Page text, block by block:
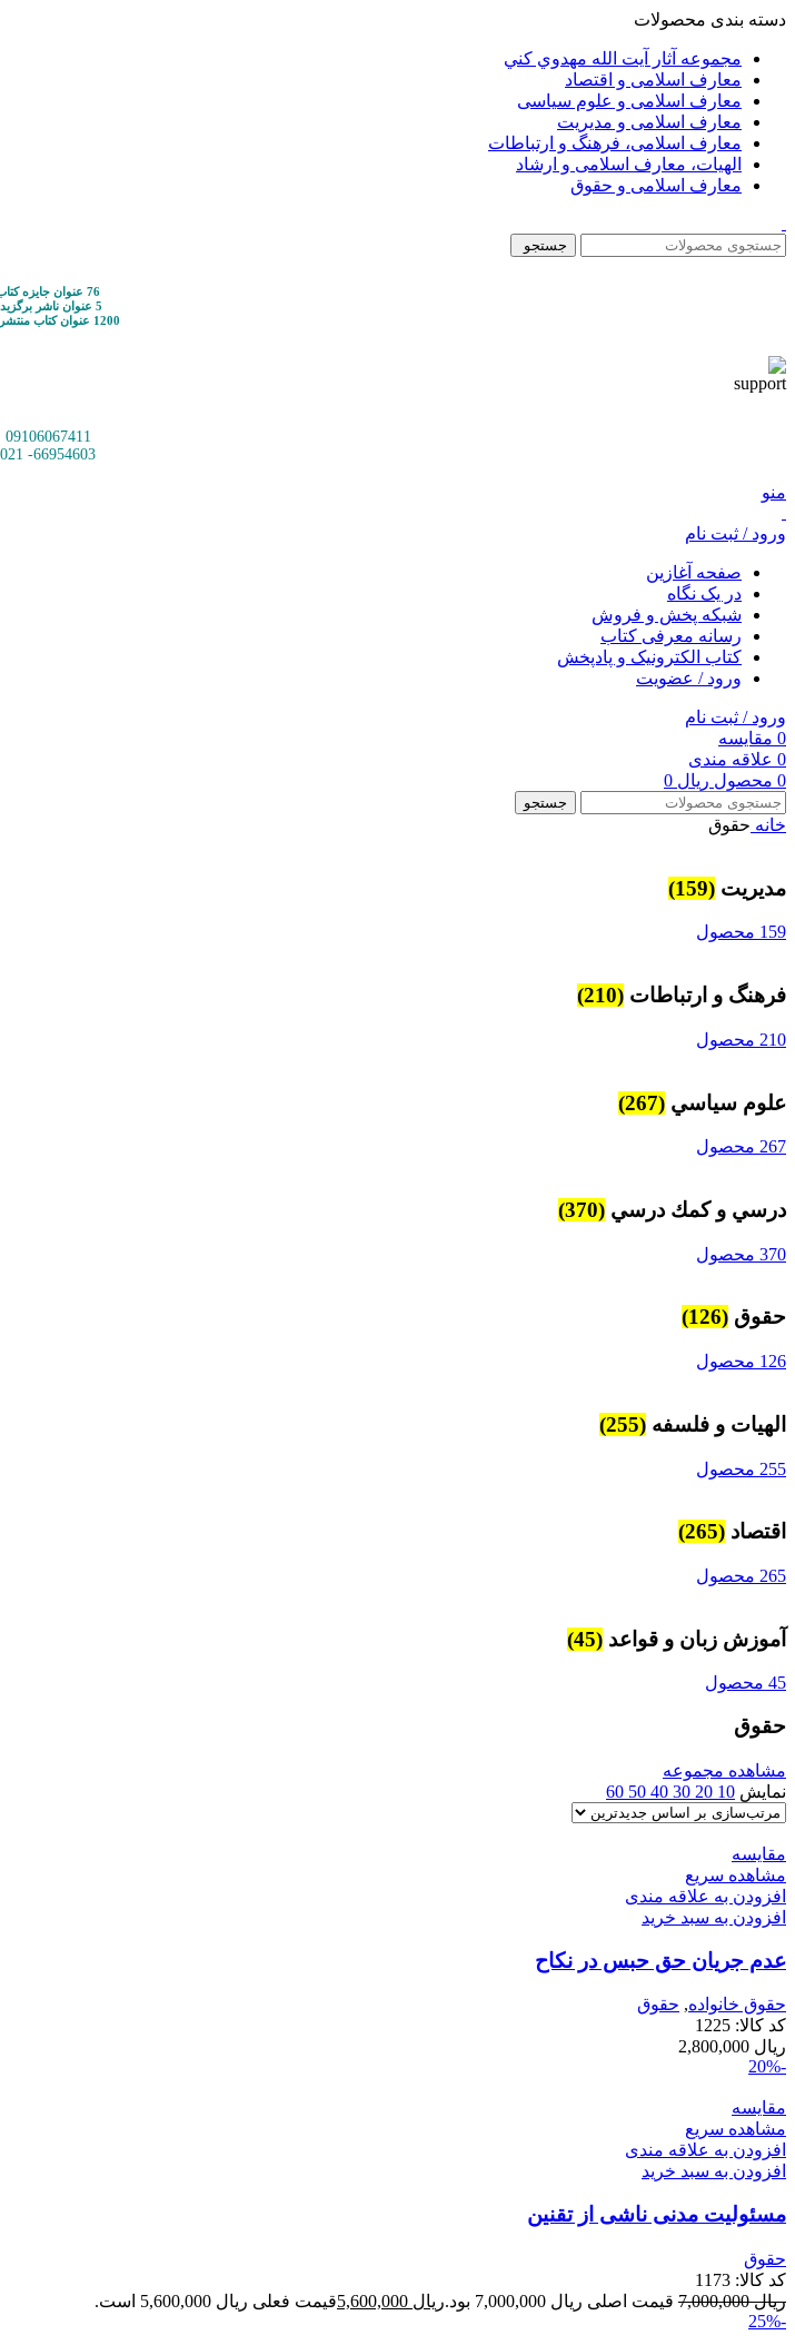
دسته بندی محصولات
مجموعه آثار آيت الله مهدوي كني
معارف اسلامی و اقتصاد
معارف اسلامی و علوم سیاسی
معارف اسلامی و مدیریت
معارف اسلامی، فرهنگ و ارتباطات
الهیات، معارف اسلامی و ارشاد
معارف اسلامی و حقوق
جستجو
76 عنوان جایزه کتاب
5 عنوان ناشر برگزیده
1200 عنوان کتاب منتشرشده
09106067411
66954603- 021
منو
ورود / ثبت نام
صفحه آغازین
در یک نگاه
شبکه پخش و فروش
رسانه معرفی کتاب
کتاب الکترونیک و پادپخش
ورود / عضویت
ورود / ثبت نام
0 مقایسه
0 علاقه مندی
0 محصول ریال
جستجو
خانه حقوق
مديريت (159)
159 محصول
فرهنگ و ارتباطات (210)
210 محصول
علوم سياسي (267)
267 محصول
درسي و كمك درسي (370)
370 محصول
حقوق (126)
126 محصول
الهیات و فلسفه (255)
255 محصول
اقتصاد (265)
265 محصول
آموزش زبان و قواعد (45)
45 محصول
حقوق
مشاهده مجموعه
نمایش 10
20
30
40
50
60
مقایسه
مشاهده سریع
افزودن به علاقه مندی
افزودن به سبد خرید
عدم جریان حق حبس در نکاح
حقوق خانواده, حقوق
کد کالا: 1225
ریال
-20%
مقایسه
مشاهده سریع
افزودن به علاقه مندی
افزودن به سبد خرید
مسئولیت مدنی ناشی از تقنین
حقوق
کد کالا: 1173
ریال7,000,000 قیمت اصلی ریال 7,000,000 بود. ریال
قیمت فعلی ریال 5,600,000 است.
-25%